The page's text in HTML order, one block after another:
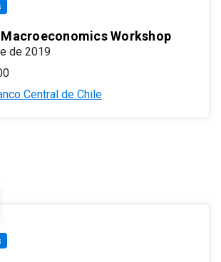
Workshop
de 2019
Central de Chile